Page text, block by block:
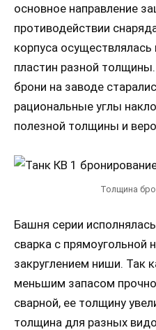
основное направление
противодействии
корпуса
пластин разной
брони на заводе
рациональные углы
полезной толщины и
Толщина
Башня серии
сварка с прямоугольной
закруглением ниши. Так
меньшим запасом
сварной, ее толщину
толщина для разных